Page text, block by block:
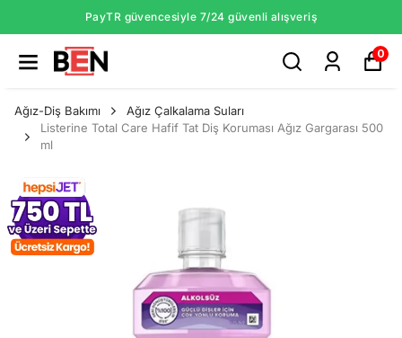
PayTR güvencesiyle 7/24 güvenli alışveriş
0
Ağız-Diş Bakımı
Ağız Çalkalama Suları
Listerine Total Care Hafif Tat Diş Koruması Ağız Gargarası 500
ml